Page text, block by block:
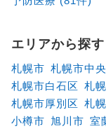
エリアから探す
札幌市 札幌市中
札幌市白石区 札
札幌市厚別区 札
小樽市 旭川市 室